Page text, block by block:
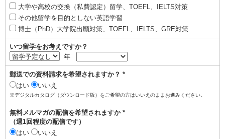
大学や高校の交換（私費認定）留学、TOEFL、IELTS対策
その他留学を目的としない英語学習
博士（PhD）大学院出願対策、TOEFL、IELTS、GRE対策
いつ留学をお考えですか？
年
郵送での資料請求を希望されますか？ *
はい
いいえ
※デジタルカタログ（ダウンロード版）をご希望の方はいいえのままお進みください。
無料メルマガの配信を希望されますか *
（週1回程度の配信です）
はい
いいえ